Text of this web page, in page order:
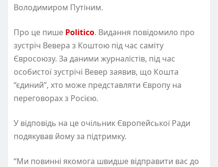
Володимиром Путіним.
Про це пише Politico. Видання повідомило про
зустріч Вевера з Коштою під час саміту
Євросоюзу. За даними журналістів, під час
особистої зустрічі Вевер заявив, що Кошта
“єдиний”, хто може представляти Європу на
переговорах з Росією.
У відповідь на це очільник Європейської Ради
подякував йому за підтримку.
“Ми повинні якомога швидше відправити вас до